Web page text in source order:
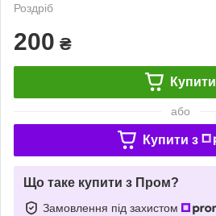
Роздріб
200 ₴
Купити
або
Купити з
Що таке купити з Пром?
Замовлення під захистом